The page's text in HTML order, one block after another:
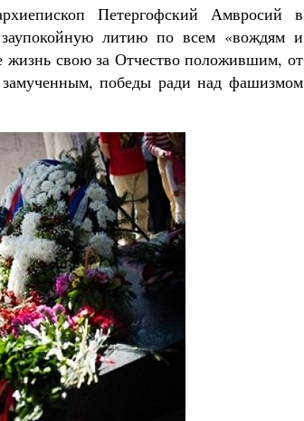
Петергофский Амвросий в
литию по всем «вождям и
жизнь свою за Отчество положившим, от
победы ради над фашизмом